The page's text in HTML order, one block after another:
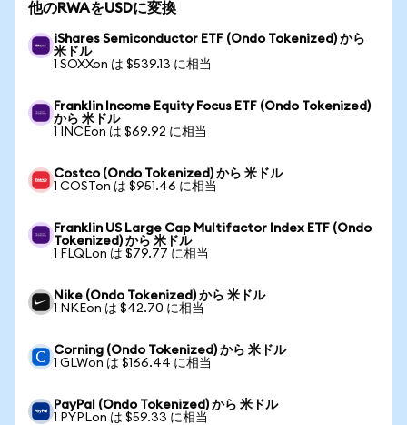
他のRWAをUSDに変換
iShares Semiconductor ETF (Ondo Tokenized) から
米ドル
1 SOXXon は $539.13 に相当
Franklin Income Equity Focus ETF (Ondo Tokenized)
から 米ドル
1 INCEon は $69.92 に相当
Costco (Ondo Tokenized) から 米ドル
1 COSTon は $951.46 に相当
Franklin US Large Cap Multifactor Index ETF (Ondo
Tokenized) から 米ドル
1 FLQLon は $79.77 に相当
Nike (Ondo Tokenized) から 米ドル
1 NKEon は $42.70 に相当
Corning (Ondo Tokenized) から 米ドル
1 GLWon は $166.44 に相当
PayPal (Ondo Tokenized) から 米ドル
1 PYPLon は $59.33 に相当